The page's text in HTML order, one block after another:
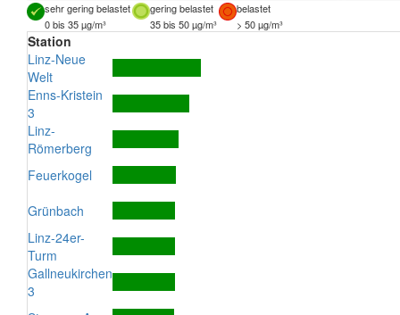
sehr gering belastet gering belastet
belastet
0 bis 35 µg/m³
35 bis 50 µg/m³ > 50 µg/m³
Station
Linz-Neue
Welt
Enns-Kristein
3
Linz-
Römerberg
Feuerkogel
Grünbach
Linz-24er-
Turm
Gallneukirchen
3